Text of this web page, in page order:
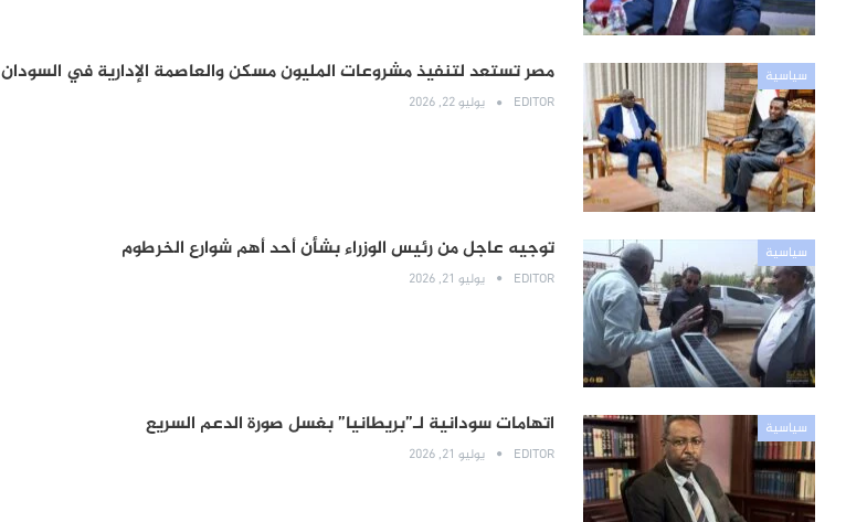
سياسية مصر تستعد لتنفيذ مشروعات المليون مسكن والعاصمة الإدارية في السودان
EDITOR يوليو 22, 2026
سياسية توجيه عاجل من رئيس الوزراء بشأن أحد أهم شوارع الخرطوم
EDITOR يوليو 21, 2026
سياسية اتهامات سودانية لـ”بريطانيا” بغسل صورة الدعم السريع
EDITOR يوليو 21, 2026